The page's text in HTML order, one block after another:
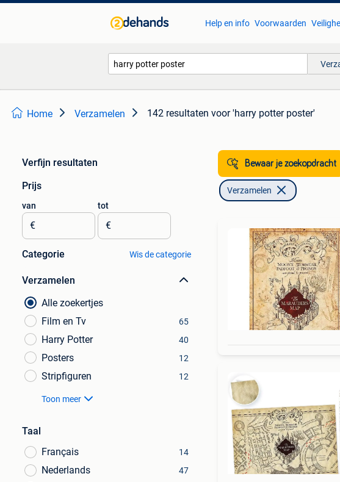
Help en info Voorwaarden
Home Verzamelen 142 resultaten voor 'harry potter poster'
Verfijn resultaten
Prijs
van
€
tot
€
Categorie Wis de categorie
Verzamelen
Alle zoekertjes
Film en Tv
65
Harry Potter 40
Posters 12
Stripfiguren 12
Toon meer
Taal
Français
14
Nederlands 47
Bewaar je zoekopdracht
Verzamelen